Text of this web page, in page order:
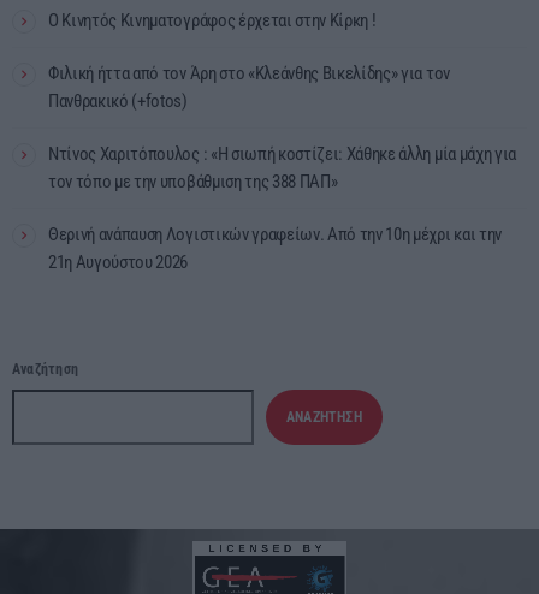
Ο Κινητός Κινηματογράφος έρχεται στην Κίρκη !
Φιλική ήττα από τον Άρη στο «Κλεάνθης Βικελίδης» για τον
Πανθρακικό (+fotos)
Ντίνος Χαριτόπουλος : «Η σιωπή κοστίζει: Χάθηκε άλλη μία μάχη για
τον τόπο με την υποβάθμιση της 388 ΠΑΠ»
Θερινή ανάπαυση Λογιστικών γραφείων. Από την 10η μέχρι και την
21η Αυγούστου 2026
Αναζήτηση
ΑΝΑΖΉΤΗΣΗ